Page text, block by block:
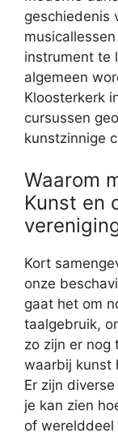
geschiedenis
instrument te
algemeen
Kloosterkerk
cursussen
kunstzinnige
Waarom
Kunst en
Kort
onze
gaat het om
taalgebruik,
zo zijn er nog
waarbij kunst
Er zijn
je kan zien
of